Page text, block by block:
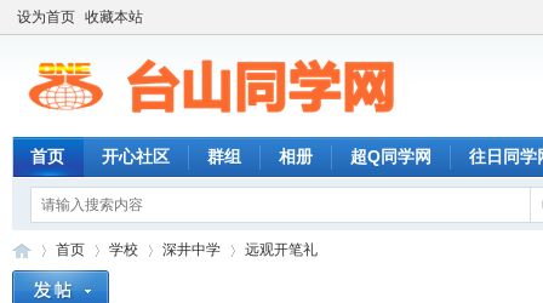
设为首页 收藏本站
首页 开心社区 群组 相册 超Q同学网 往日同学
首页 学校 深井中学 远观开笔礼